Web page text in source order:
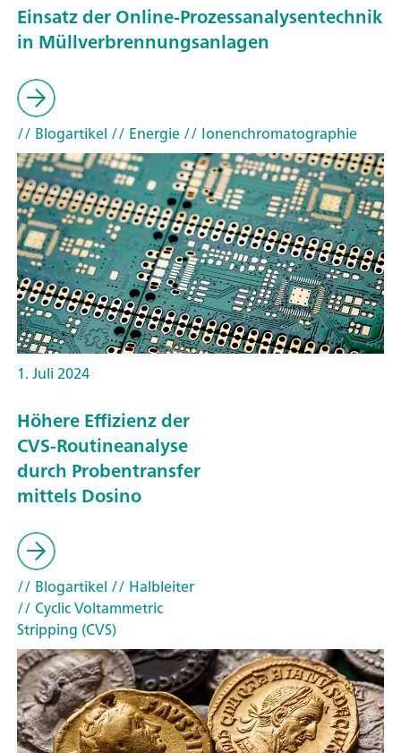
Einsatz der Online-Prozessanalysentechnik
in Müllverbrennungsanlagen
// Blogartikel // Energie// Ionenchromatographie
1. Juli 2024
Höhere Effizienz der
CVS-Routineanalyse
durch Probentransfer
mittels Dosino
// Blogartikel // Halbleiter
// Cyclic Voltammetric
Stripping (CVS)